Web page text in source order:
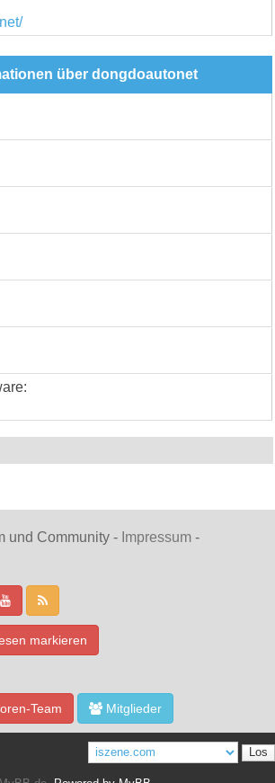
über dongdoautonet
und Community - Impressum -
markieren
Team Mitglieder